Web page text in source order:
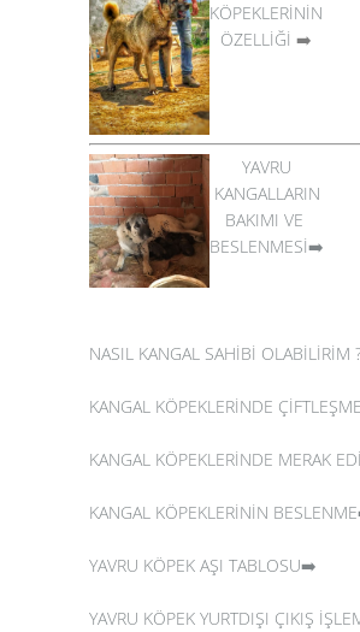
KÖPEKLERİNİN
ÖZELLİĞİ ➡️
YAVRU
KANGALLARIN
BAKIMI VE
BESLENMESİ➡️
NASIL KANGAL SAHİBİ OLABİLİRİM
KANGAL KÖPEKLERİNDE
KANGAL KÖPEKLERİNDE MERAK
KANGAL KÖPEKLERİNİN
YAVRU KÖPEK AŞI TABLOSU➡️
YAVRU KÖPEK YURTDIŞI ÇIKIŞ